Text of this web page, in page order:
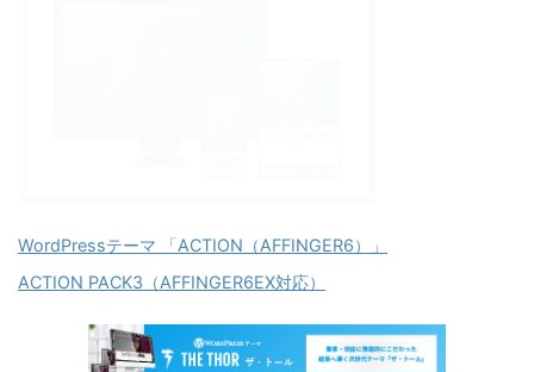
WordPressテーマ 「ACTION（AFFINGER6）」
ACTION PACK3（AFFINGER6EX対応）